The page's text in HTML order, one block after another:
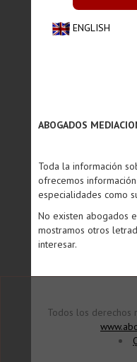
ENGLISH
ABOGADOS
Toda la información
ofrecemos
especialidades como
No existen abogados
mostramos otros
interesar.
Todos los derechos